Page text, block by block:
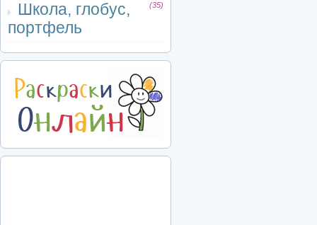
Школа, глобус,
портфель
(35)